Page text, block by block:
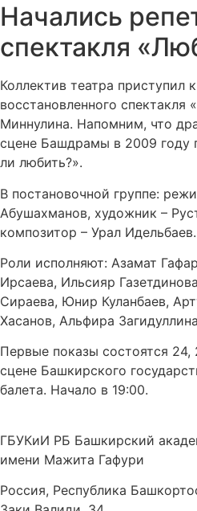
Начались
спектакля
Коллектив театра приступил
восстановленного спектакля
Миннулина. Напомним, что
сцене Башдрамы в 2009 году
ли любить?».
В постановочной группе:
Абушахманов, художник –
композитор – Урал Идельбаев.
Роли исполняют: Азамат
Ирсаева, Ильсияр
Сираева, Юнир Куланбаев,
Хасанов, Альфира
Первые показы состоятся
сцене Башкирского
балета. Начало в 19:00.
ГБУКиИ РБ Башкирский
имени Мажита Гафури
Россия, Республика